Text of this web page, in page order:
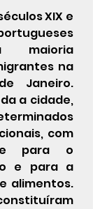
maioria
na
Janeiro.
a cidade,
com
para o
e para a
alimentos.